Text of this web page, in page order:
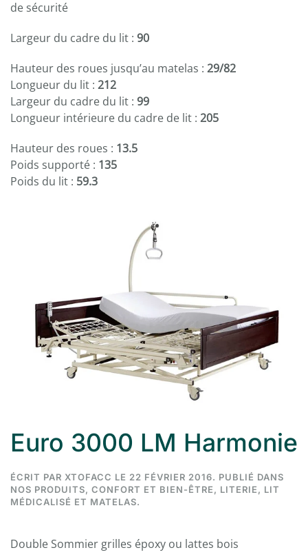
de sécurité
Largeur du cadre du lit : 90
Hauteur des roues jusqu’au matelas : 29/82
Longueur du lit : 212
Largeur du cadre du lit : 99
Longueur intérieure du cadre de lit : 205
Hauteur des roues : 13.5
Poids supporté : 135
Poids du lit : 59.3
Euro 3000 LM Harmonie
ÉCRIT PAR XTOFACC LE 22 FÉVRIER 2016. PUBLIÉ DANS
NOS PRODUITS, CONFORT ET BIEN-ÊTRE, LITERIE, LIT
MÉDICALISÉ ET MATELAS.
Double Sommier grilles époxy ou lattes bois